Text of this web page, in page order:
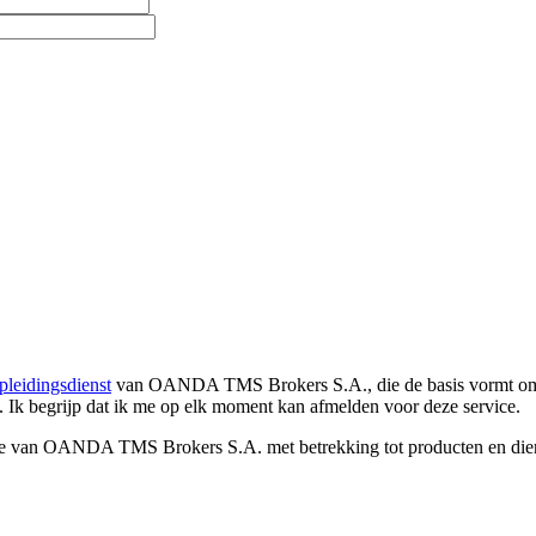
van OANDA TMS Brokers S.A., die de basis vormt
Ik begrijp dat ik me op elk moment kan afmelden voor deze service.
OANDA TMS Brokers S.A. met betrekking tot producten en